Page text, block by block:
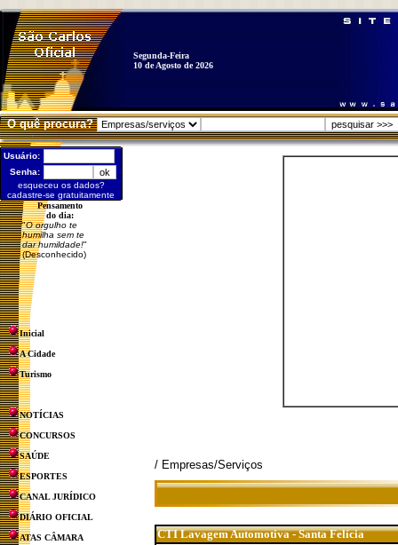
Segunda-Feira
10 de Agosto de 2026
O quê procura?
Usuário:
Senha:
esqueceu os dados?
cadastre-se gratuitamente
Pensamento
do dia:
"O orgulho te
humilha sem te
dar humildade!"
(Desconhecido)
Inicial
A Cidade
Turismo
NOTÍCIAS
CONCURSOS
SAÚDE
ESPORTES
CANAL JURÍDICO
DIÁRIO OFICIAL
ATAS CÂMARA
/ Empresas/Serviços
CTI Lavagem Automotiva - Santa Felícia